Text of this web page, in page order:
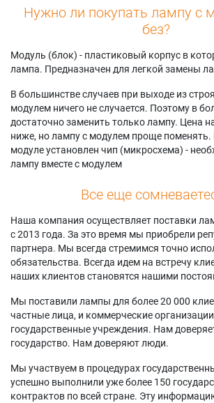
Нужно ли покупать лампу с
без?
Модуль (блок) - пластиковый корпус в
лампа. Предназначен для легкой замены
В большинстве случаев при выходе из
модулем ничего не случается. Поэтому в
достаточно заменить только лампу. Цена
ниже, но лампу с модулем проще поменять.
модуле установлен чип (микросхема) -
лампу вместе с модулем
Все еще
Наша компания осуществляет поставки
с 2013 года. За это время мы приобрели
партнера. Мы всегда стремимся точно
обязательства. Всегда идем на встречу
наших клиентов становятся нашими
Мы поставили лампы для более 20 000
частные лица, и коммерческие
государственные учреждения. Нам
государство. Нам доверяют люди.
Мы участвуем в процедурах
успешно выполнили уже более 150
контрактов по всей стране. Эту